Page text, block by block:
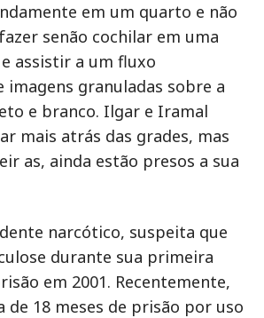
em um quarto e não
senão cochilar em uma
assistir a um fluxo
imagens granuladas sobre a
e branco. Ilgar e Iramal
mais atrás das grades, mas
as, ainda estão presos a sua
narcótico, suspeita que
durante sua primeira
em 2001. Recentemente,
de 18 meses de prisão por uso